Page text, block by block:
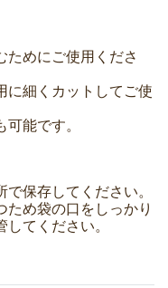
ためにご使用くださ
に細くカットしてご使
能です。
保存してください。
め袋の口をしっかり
てください。